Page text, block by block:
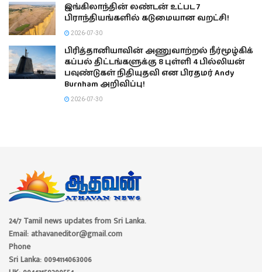
இங்கிலாந்தின் லண்டன் உட்பட 7
பிராந்தியங்களில் கடுமையான வறட்சி!
2026-07-30
பிரித்தானியாவின் அணுவாற்றல் நீர்மூழ்கிக்
கப்பல் திட்டங்களுக்கு 8 புள்ளி 4 பில்லியன்
பவுண்டுகள் நிதியுதவி என பிரதமர் Andy
Burnham அறிவிப்பு!
2026-07-30
24/7 Tamil news updates from Sri Lanka.
Email: athavaneditor@gmail.com
Phone
Sri Lanka: 0094114063006